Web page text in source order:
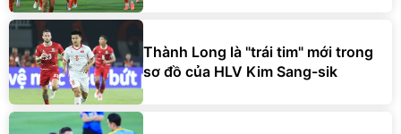
Thành Long là "trái tim" mới trong
sơ đồ của HLV Kim Sang-sik